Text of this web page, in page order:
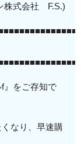
株式会社 F.S.)
』をご存知で
なり、早速購